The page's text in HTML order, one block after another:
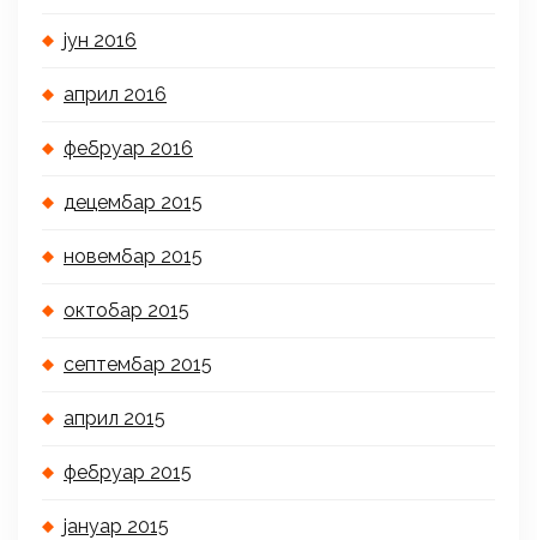
јун 2016
април 2016
фебруар 2016
децембар 2015
новембар 2015
октобар 2015
септембар 2015
април 2015
фебруар 2015
јануар 2015